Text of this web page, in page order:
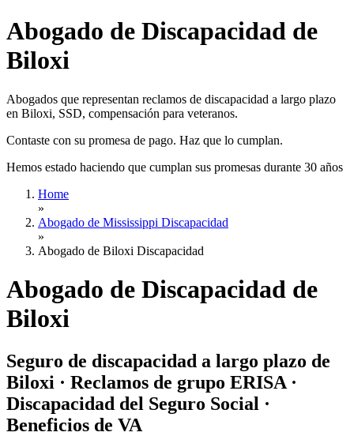
Abogado de Discapacidad de
Biloxi
Abogados que representan reclamos de discapacidad a largo plazo
en Biloxi, SSD, compensación para veteranos.
Contaste con su promesa de pago. Haz que lo cumplan.
Hemos estado haciendo que cumplan sus promesas durante 30 años
Home
»
Abogado de Mississippi Discapacidad
»
Abogado de Biloxi Discapacidad
Abogado de Discapacidad de
Biloxi
Seguro de discapacidad a largo plazo de
Biloxi · Reclamos de grupo ERISA ·
Discapacidad del Seguro Social ·
Beneficios de VA